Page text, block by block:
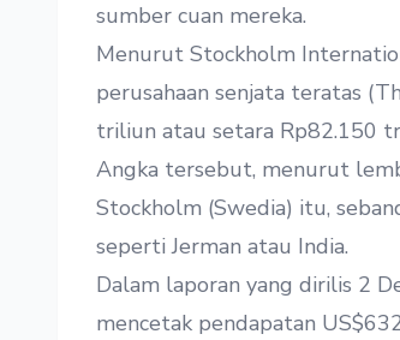
sumber cuan mereka.
Menurut Stockholm
perusahaan senjata teratas
triliun atau setara Rp82.150
Angka tersebut, menurut
Stockholm (Swedia) itu,
seperti Jerman atau India.
Dalam laporan yang dirilis 2
mencetak pendapatan